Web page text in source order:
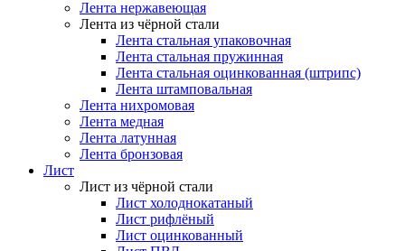
Лента нержавеющая
Лента из чёрной стали
Лента стальная упаковочная
Лента стальная пружинная
Лента стальная оцинкованная (штрипс)
Лента штамповальная
Лента нихромовая
Лента медная
Лента латунная
Лента бронзовая
Лист
Лист из чёрной стали
Лист холоднокатаный
Лист рифлёный
Лист оцинкованный